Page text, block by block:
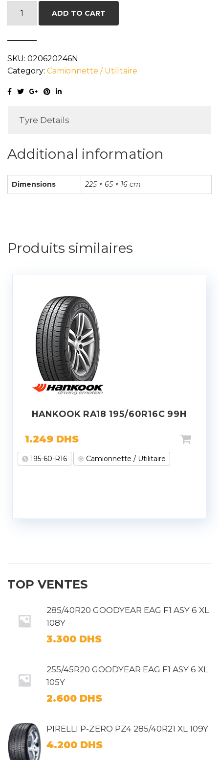
quantity
ADD TO CART
SKU: 020620246N
Category: Camionnette / Utilitaire
Tyre Details
Additional information
Dimensions 225 × 65 × 16 cm
Produits similaires
HANKOOK RA18 195/60R16C 99H
1.249 DHS
195-60-R16 Camionnette / Utilitaire
TOP VENTES
285/40R20 GOODYEAR EAG F1 ASY 6 XL
108Y
3.300 DHS
255/45R20 GOODYEAR EAG F1 ASY 6 XL
105Y
2.600 DHS
PIRELLI P-ZERO PZ4 285/40R21 XL 109Y
4.200 DHS